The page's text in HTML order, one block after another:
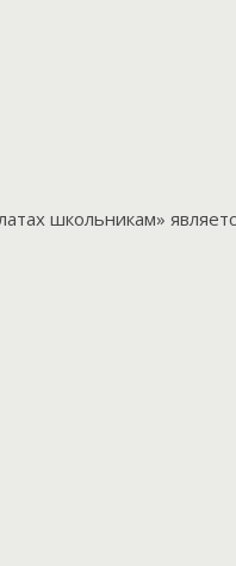
школьникам»